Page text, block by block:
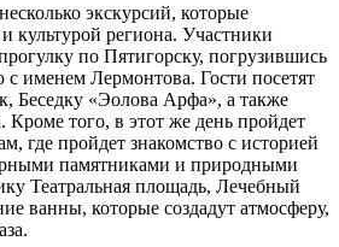
экскурсий, которые
культурой региона. Участники
по Пятигорску, погрузившись
с именем Лермонтова. Гости посетят
Беседку «Эолова Арфа», а также
Кроме того, в этот же день пройдет
где пройдет знакомство с историей
памятниками и природными
Театральная площадь, Лечебный
ванны, которые создадут атмосферу,